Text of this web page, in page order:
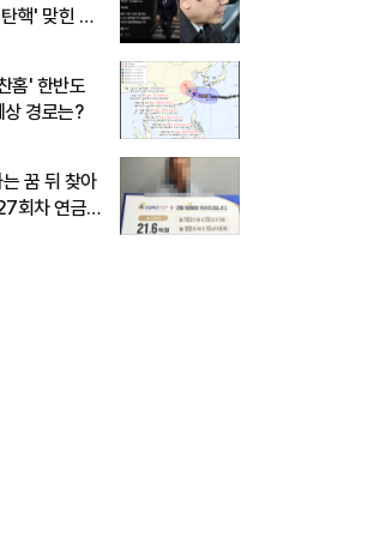
핵' 맞힌 무
홈' 한반도
경로는?
꿈 뒤 찾아
회차 연금